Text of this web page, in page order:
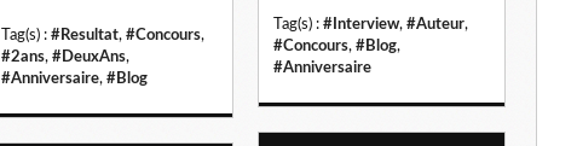
Tag(s) : #Resultat, #Concours,
#2ans, #DeuxAns,
#Anniversaire, #Blog
Tag(s) : #Interview, #Auteur,
#Concours, #Blog,
#Anniversaire